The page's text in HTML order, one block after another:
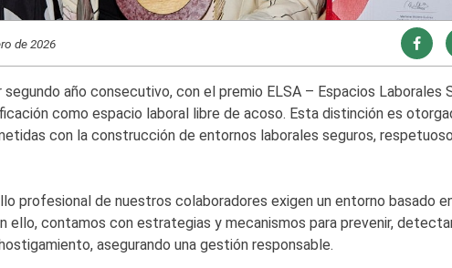
de 2026
segundo año consecutivo, con el premio ELSA – Espacios Laborales
como espacio laboral libre de acoso. Esta distinción es
con la construcción de entornos laborales seguros,
profesional de nuestros colaboradores exigen un entorno basado
ello, contamos con estrategias y mecanismos para prevenir,
asegurando una gestión responsable.